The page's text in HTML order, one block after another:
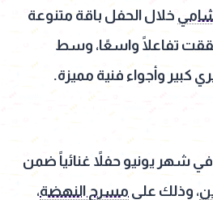
خلال الحفل باقة متنوعة
تفاعلًا واسعًا، وسط
كبير وأجواء فنية مميزة.
في شهر يونيو حفلاً غنائياً ضمن
، وذلك على مسرح النهضة،